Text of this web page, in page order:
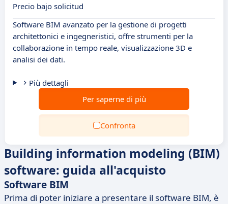
Precio bajo solicitud
Software BIM avanzato per la gestione di progetti
architettonici e ingegneristici, offre strumenti per la
collaborazione in tempo reale, visualizzazione 3D e
analisi dei dati.
Più dettagli
Per saperne di più
Confronta
Building information modeling (BIM)
software: guida all'acquisto
Software BIM
Prima di poter iniziare a presentare il software BIM, è